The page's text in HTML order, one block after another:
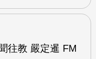
往教 嚴定暹 FM